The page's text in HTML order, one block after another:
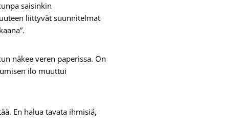
saisinkin
liittyvät suunnitelmat
näkee veren paperissa. On
ilo muuttui
En halua tavata ihmisiä,